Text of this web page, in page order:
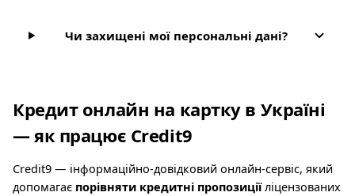
Чи захищені мої персональні дані?
Кредит онлайн на картку в Україні
— як працює Credit9
Credit9 — інформаційно-довідковий онлайн-сервіс, який
допомагає порівняти кредитні пропозиціїліцензованих